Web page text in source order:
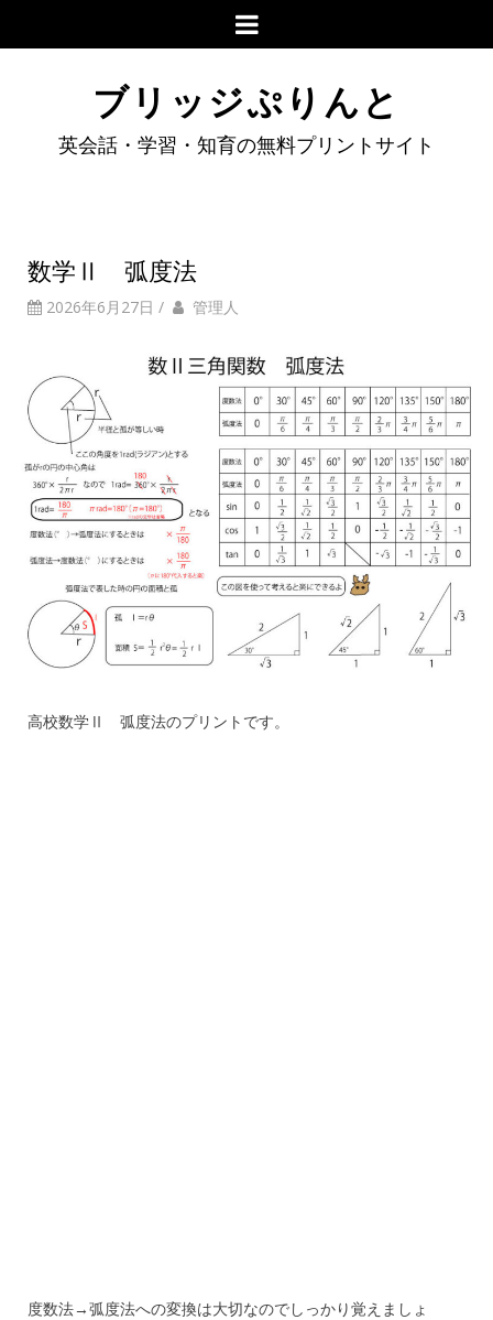
ブリッジぷりんと
英会話・学習・知育の無料プリントサイト
数学Ⅱ 弧度法
2026年6月27日 / 管理人
高校数学Ⅱ 弧度法のプリントです。
度数法→弧度法への変換は大切なのでしっかり覚えましょ